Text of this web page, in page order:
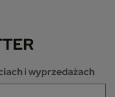
i wyprzedażach